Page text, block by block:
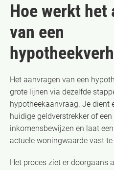
Hoe werkt het
van een
Het aanvragen van een
grote lijnen via dezelfde
hypotheekaanvraag. Je dient
huidige geldverstrekker of
inkomensbewijzen en laat
actuele woningwaarde vast te
Het proces ziet er doorgaans